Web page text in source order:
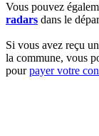
Vous pouvez
radars dans le
Si vous avez reçu
la commune, vous
pourpayer votre